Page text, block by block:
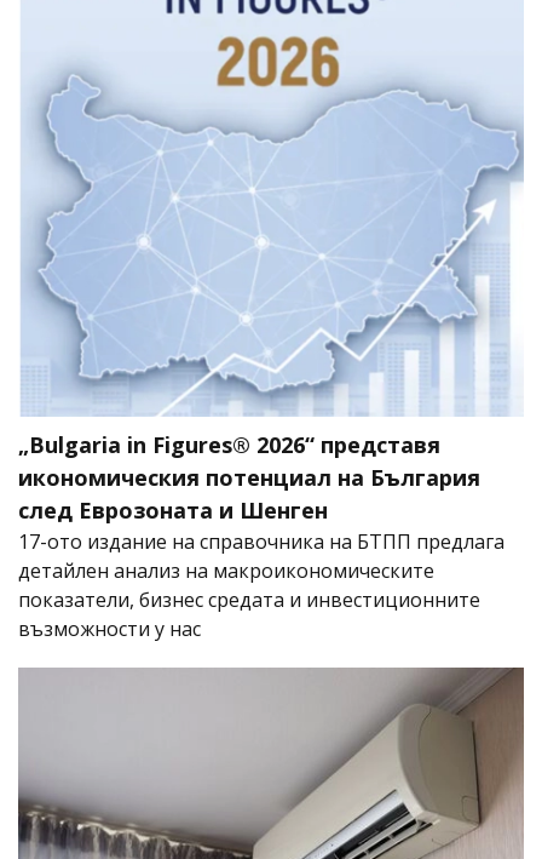
„Bulgaria in Figures® 2026“ представя
икономическия потенциал на България
след Еврозоната и Шенген
17-ото издание на справочника на БТПП предлага
детайлен анализ на макроикономическите
показатели, бизнес средата и инвестиционните
възможности у нас